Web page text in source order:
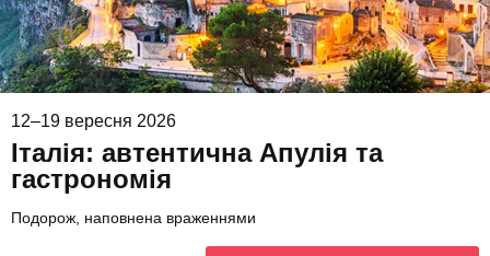
12–19 вересня 2026
Італія: автентична Апулія та
гастрономія
Подорож, наповнена враженнями